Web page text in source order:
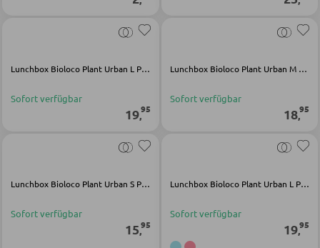
WOHNWÄNDE
Anbauwände
TV-MÖBEL
WOHNZIMMERTISCHE
LED-Tischleuchten
LED-Schreibtischleuchten
AUSSENBELEUCHTUNG
Außenleuchten
LEUCHTENSERIEN
Lunchbox Bioloco Plant Urban L PLA grün
Sofort verfügbar
19,95
Lunchbox Bioloco Plant Urban M PLA beige
Sofort verfügbar
18,95
Lunchbox Bioloco Plant Urban S PLA grün
Sofort verfügbar
15,95
Lunchbox Bioloco Plant Urban L PLA schwarz
Sofort verfügbar
19,95